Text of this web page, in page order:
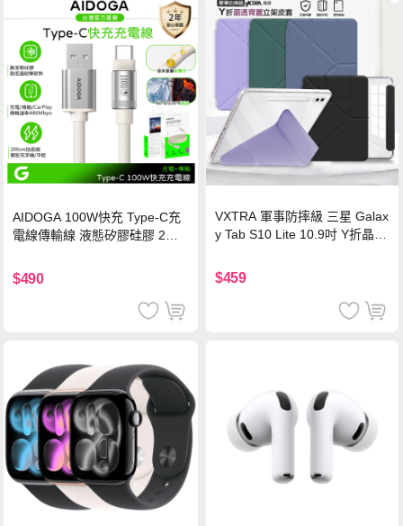
AIDOGA 100W快充 Type-C充
電線傳輸線 液態矽膠硅膠 2M
$490
VXTRA 軍事防摔級 三星 Galax
y Tab S10 Lite 10.9吋 Y折晶透
$459